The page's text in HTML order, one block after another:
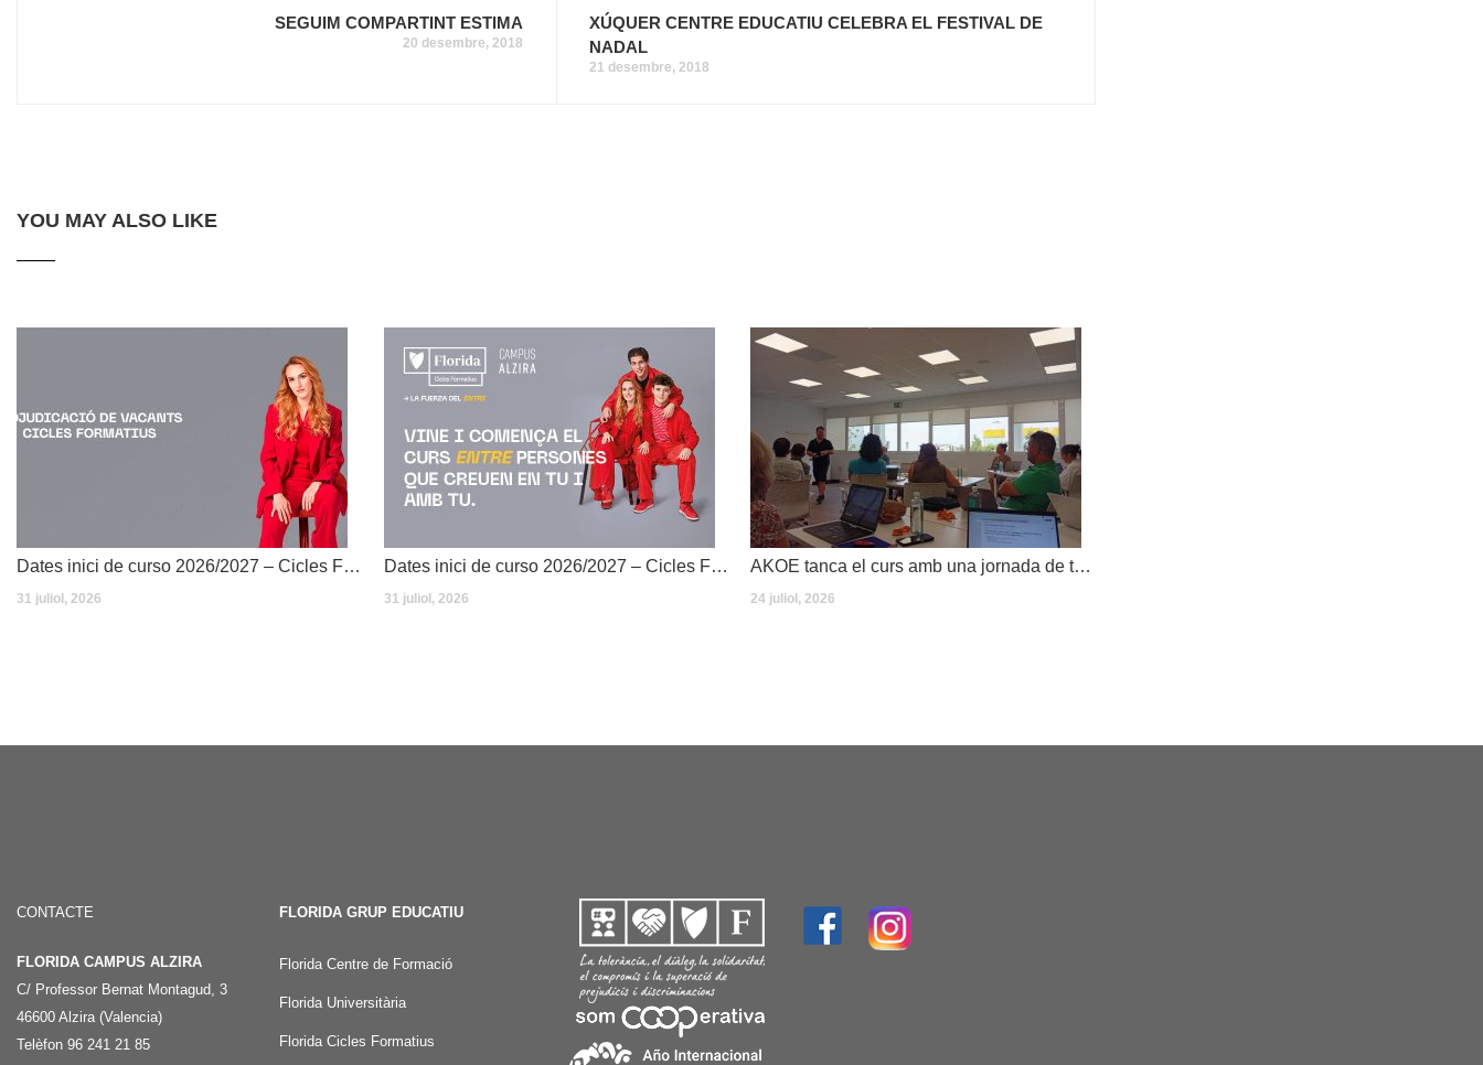
SEGUIM COMPARTINT ESTIMA
20 desembre, 2018
XÚQUER CENTRE EDUCATIU CELEBRA EL FESTIVAL DE
NADAL
21 desembre, 2018
YOU MAY ALSO LIKE
Dates inici de curso 2026/2027 – Cicles Formatius
31 juliol, 2026
Dates inici de curso 2026/2027 – Cicles Formatius
31 juliol, 2026
AKOE tanca el curs amb una jornada de treball compartit i dona la benvinguda a una nova cooperativa
24 juliol, 2026
CONTACTE
FLORIDA CAMPUS ALZIRA
C/ Professor Bernat Montagud, 3
46600 Alzira (Valencia)
Telèfon 96 241 21 85
FLORIDA GRUP EDUCATIU
Florida Centre de Formació
Florida Universitària
Florida Cicles Formatius